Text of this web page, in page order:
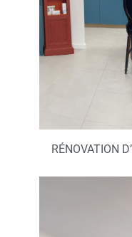
RÉNOVATION